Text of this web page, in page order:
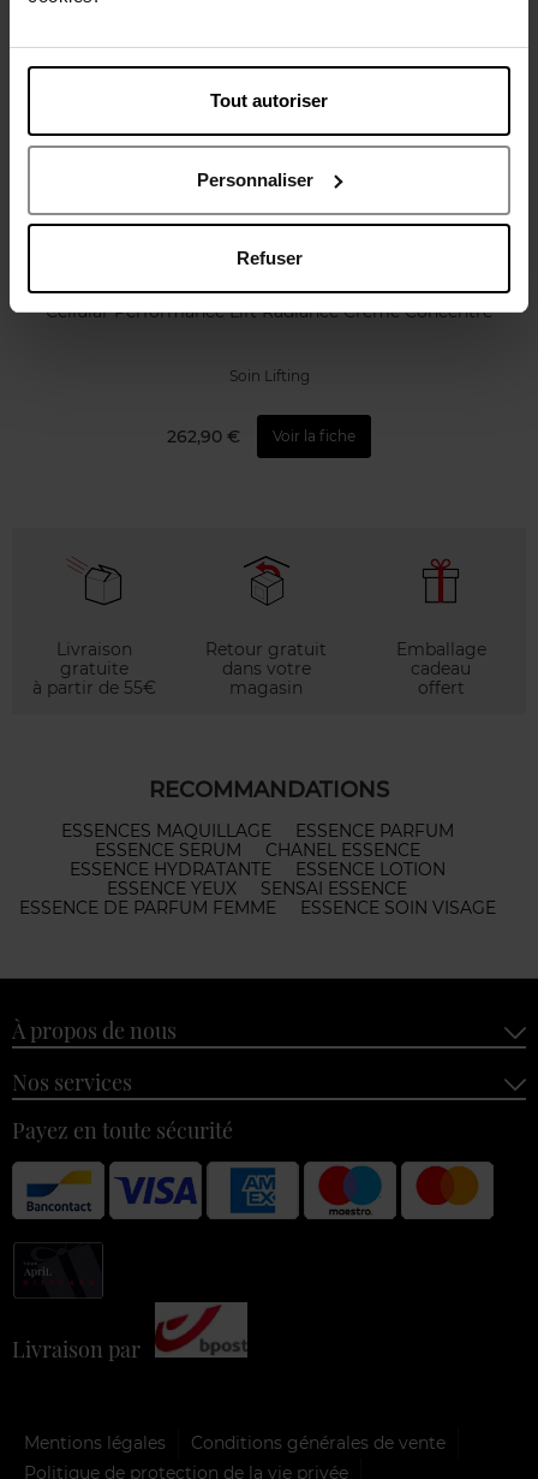
Tout autoriser
Personnaliser
Refuser
SENSAI
Cellular Performance Lift Radiance Crème Concentré
Soin Lifting
262,90 € Voir la fiche
Livraison
gratuite
à partir de 55€
Retour gratuit
dans votre
magasin
Emballage
cadeau
offert
RECOMMANDATIONS
ESSENCES MAQUILLAGE
ESSENCE PARFUM
ESSENCE SERUM
CHANEL ESSENCE
ESSENCE HYDRATANTE
ESSENCE LOTION
ESSENCE YEUX
SENSAI ESSENCE
ESSENCE DE PARFUM FEMME
ESSENCE SOIN VISAGE
À propos de nous
Nos services
Payez en toute sécurité
Livraison par
Mentions légales
Conditions générales de vente
Politique de protection de la vie privée